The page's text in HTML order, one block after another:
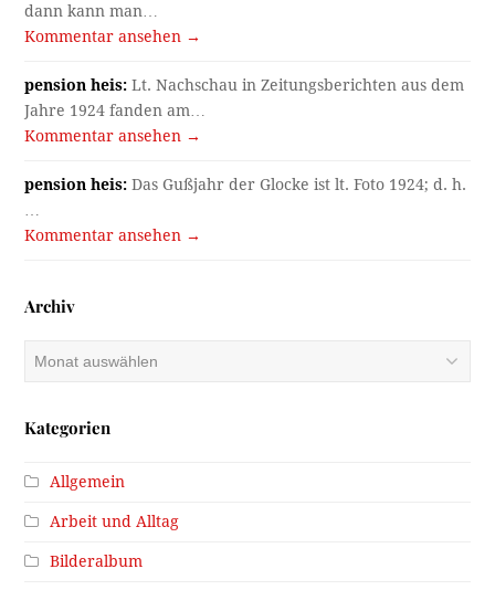
dann kann man…
Kommentar ansehen →
pension heis: Lt. Nachschau in Zeitungsberichten aus dem
Jahre 1924 fanden am…
Kommentar ansehen →
pension heis: Das Gußjahr der Glocke ist lt. Foto 1924; d. h.
Kommentar ansehen →
Archiv
Kategorien
Allgemein
Arbeit und Alltag
Bilderalbum